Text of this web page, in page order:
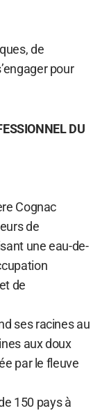
de
pour
DU
Cognac
de
une eau-de-
de
ses racines au
aux doux
par le fleuve
150 pays à